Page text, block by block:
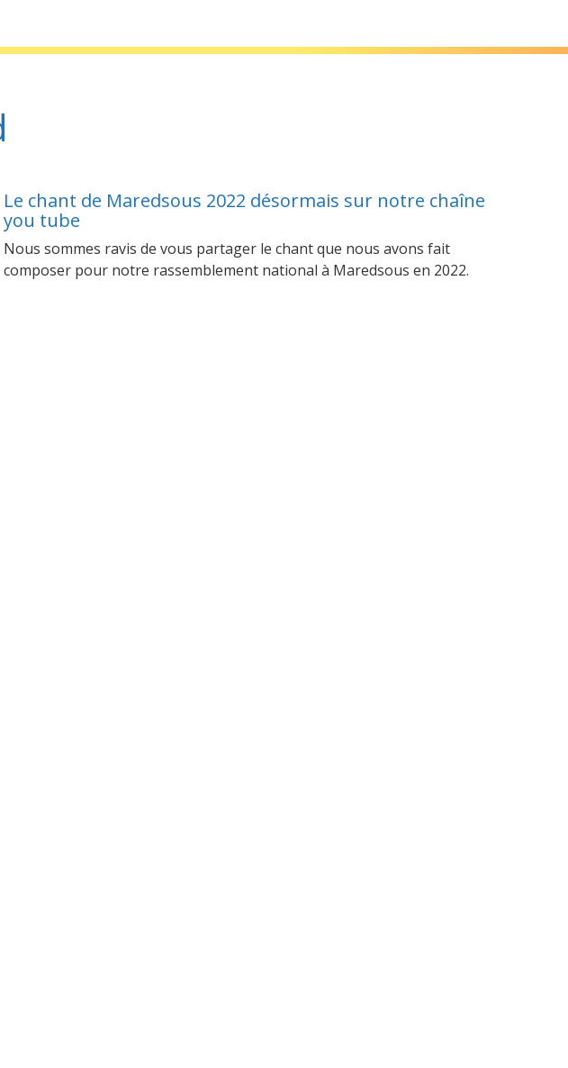
Le chant de Maredsous 2022 désormais sur notre chaîne
you tube
Nous sommes ravis de vous partager le chant que nous avons fait
composer pour notre rassemblement national à Maredsous en 2022.